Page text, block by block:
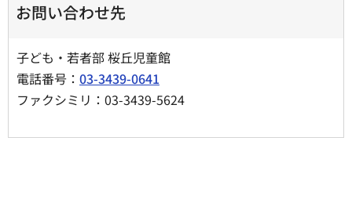
お問い合わせ先
子ども・若者部 桜丘児童館
電話番号： 03-3439-0641
ファクシミリ：03-3439-5624